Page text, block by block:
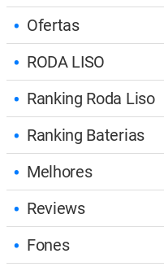
Ofertas
RODA LISO
Ranking Roda Liso
Ranking Baterias
Melhores
Reviews
Fones